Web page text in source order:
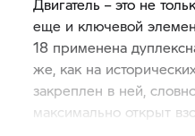
еще и ключевой
18 применена
же, как на
закреплен в ней,
максимально открыт